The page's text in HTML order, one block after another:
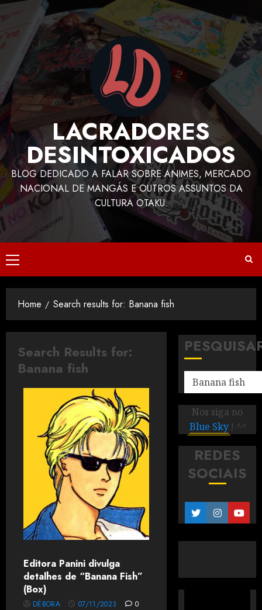
LACRADORES
DESINTOXICADOS
BLOG DEDICADO A FALAR SOBRE ANIMES, MERCADO
NACIONAL DE MANGÁS E OUTROS ASSUNTOS DA
CULTURA OTAKU.
Home Search results for: Banana fish
Search Results for:
Banana fish
Editora Panini divulga
detalhes de “Banana Fish”
(Box)
DÉBORA 07/11/2023 0
Nos siga no
Blue Sky ! ^^
REDES
SOCIAIS